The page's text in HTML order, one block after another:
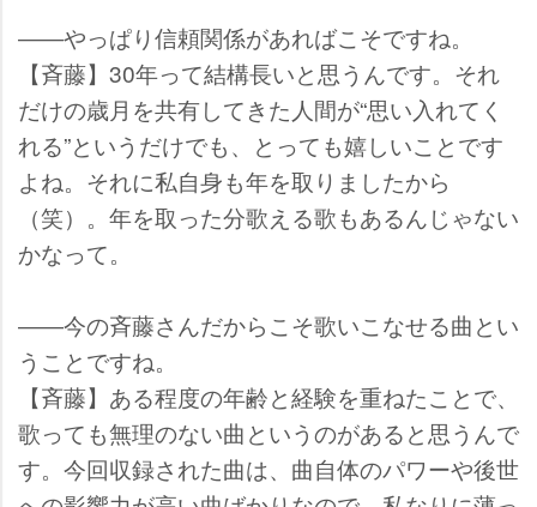
――やっぱり信頼関係があればこそですね。
【斉藤】30年って結構長いと思うんです。それ
だけの歳月を共有してきた人間が“思い入れてく
れる”というだけでも、とっても嬉しいことです
よね。それに私自身も年を取りましたから
（笑）。年を取った分歌える歌もあるんじゃない
かなって。
――今の斉藤さんだからこそ歌いこなせる曲とい
うことですね。
【斉藤】ある程度の年齢と経験を重ねたことで、
歌っても無理のない曲というのがあると思うんで
す。今回収録された曲は、曲自体のパワーや後世